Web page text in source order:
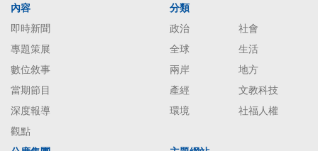
內容
即時新聞
專題策展
數位敘事
當期節目
深度報導
觀點
分類
政治
社會
全球
生活
兩岸
地方
產經
文教科技
環境
社福人權